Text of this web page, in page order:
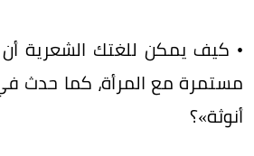
• كيف يمكن للغتك
مستمرة مع المرأة، كما حدث
أنوثة»؟